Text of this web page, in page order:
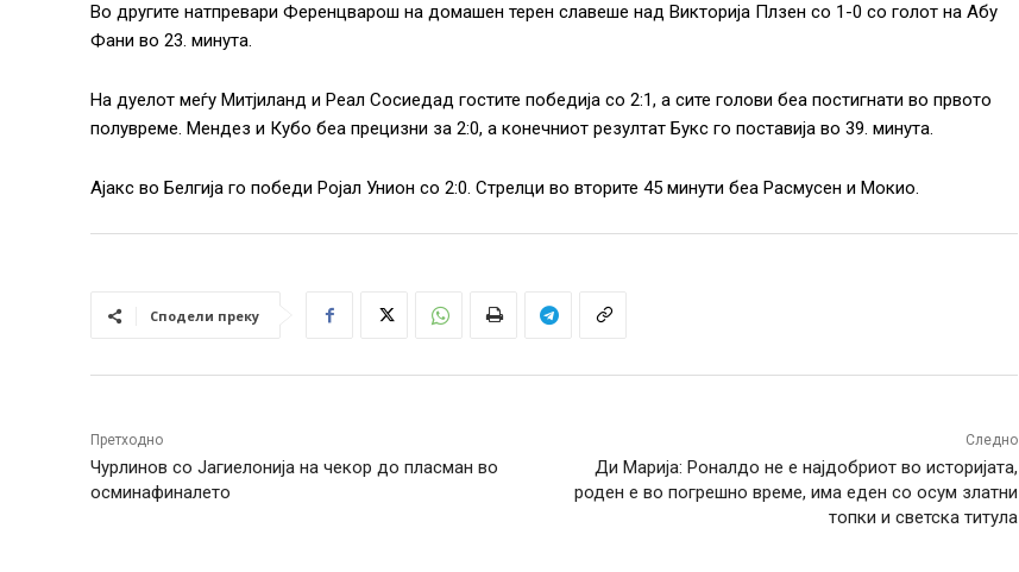
Во другите натпревари Ференцварош на домашен терен славеше над Викторија Плзен со 1-0 со голот на Абу
Фани во 23. минута.
На дуелот меѓу Митјиланд и Реал Сосиедад гостите победија со 2:1, а сите голови беа постигнати во првото
полувреме. Мендез и Кубо беа прецизни за 2:0, а конечниот резултат Букс го поставија во 39. минута.
Ајакс во Белгија го победи Ројал Унион со 2:0. Стрелци во вторите 45 минути беа Расмусен и Мокио.
Сподели преку
Претходно
Чурлинов со Јагиелонија на чекор до пласман во
осминафиналето
Следно
Ди Марија: Роналдо не е најдобриот во историјата,
роден е во погрешно време, има еден со осум златни
топки и светска титула